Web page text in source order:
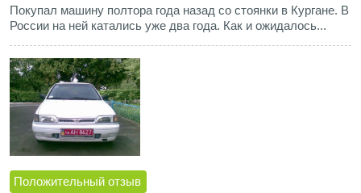
Покупал машину полтора года назад со стоянки в Кургане. В
России на ней катались уже два года. Как и ожидалось...
Положительный отзыв